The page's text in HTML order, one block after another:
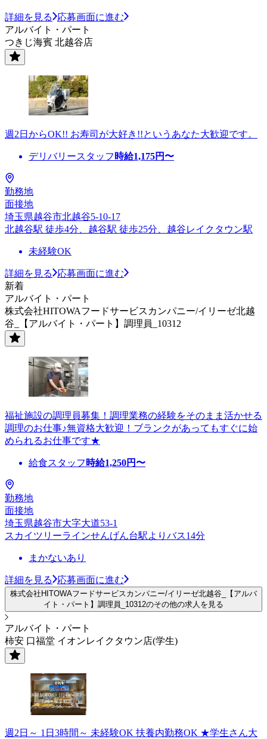
詳細を見る
応募画面に進む
アルバイト・パート
つきじ海賓 北越谷店
週2日からOK!! お寿司が大好き!!というあなた大歓迎です。
デリバリースタッフ 時給1,175円〜
勤務地
面接地
埼玉県越谷市北越谷5-10-17
北越谷駅 徒歩4分、越谷駅 徒歩25分、越谷レイクタウン駅
未経験OK
詳細を見る
応募画面に進む
新着
アルバイト・パート
株式会社HITOWAフードサービスカンパニー/イリーゼ北越
谷_【アルバイト・パート】調理員_10312
福祉施設の調理員募集！調理業務の経験をそのまま活かせる
調理のお仕事♪無資格大歓迎！ブランクがあってもすぐに始
められるお仕事です★
給食スタッフ 時給1,250円〜
勤務地
面接地
埼玉県越谷市大字大道53-1
スカイツリーラインせんげん台駅よりバス14分
まかないあり
詳細を見る 応募画面に進む
株式会社HITOWAフードサービスカンパニー/イリーゼ北越谷_【アルバ
イト・パート】調理員_10312のその他の求人を見る
アルバイト・パート
柿安 口福堂 イオンレイクタウン店(学生)
週2日～ 1日3時間～ 未経験OK 扶養内勤務OK ★学生さん大